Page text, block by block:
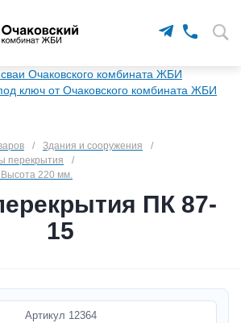
/ Здания и сооружения
/
перекрытия
/
220 мм.
ПК 87-
15
Артикул 12364